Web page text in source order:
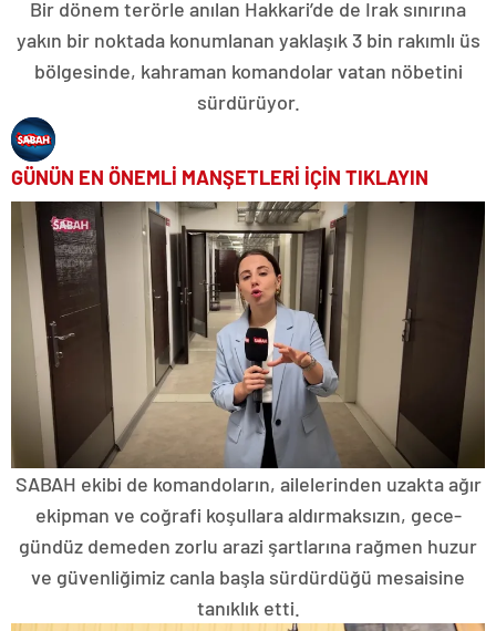
Bir dönem terörle anılan Hakkari’de de Irak sınırına
yakın bir noktada konumlanan yaklaşık 3 bin rakımlı üs
bölgesinde, kahraman komandolar vatan nöbetini
sürdürüyor.
GÜNÜN EN ÖNEMLİ MANŞETLERİ İÇİN TIKLAYIN
SABAH ekibi de komandoların, ailelerinden uzakta ağır
ekipman ve coğrafi koşullara aldırmaksızın, gece-
gündüz demeden zorlu arazi şartlarına rağmen huzur
ve güvenliğimiz canla başla sürdürdüğü mesaisine
tanıklık etti.